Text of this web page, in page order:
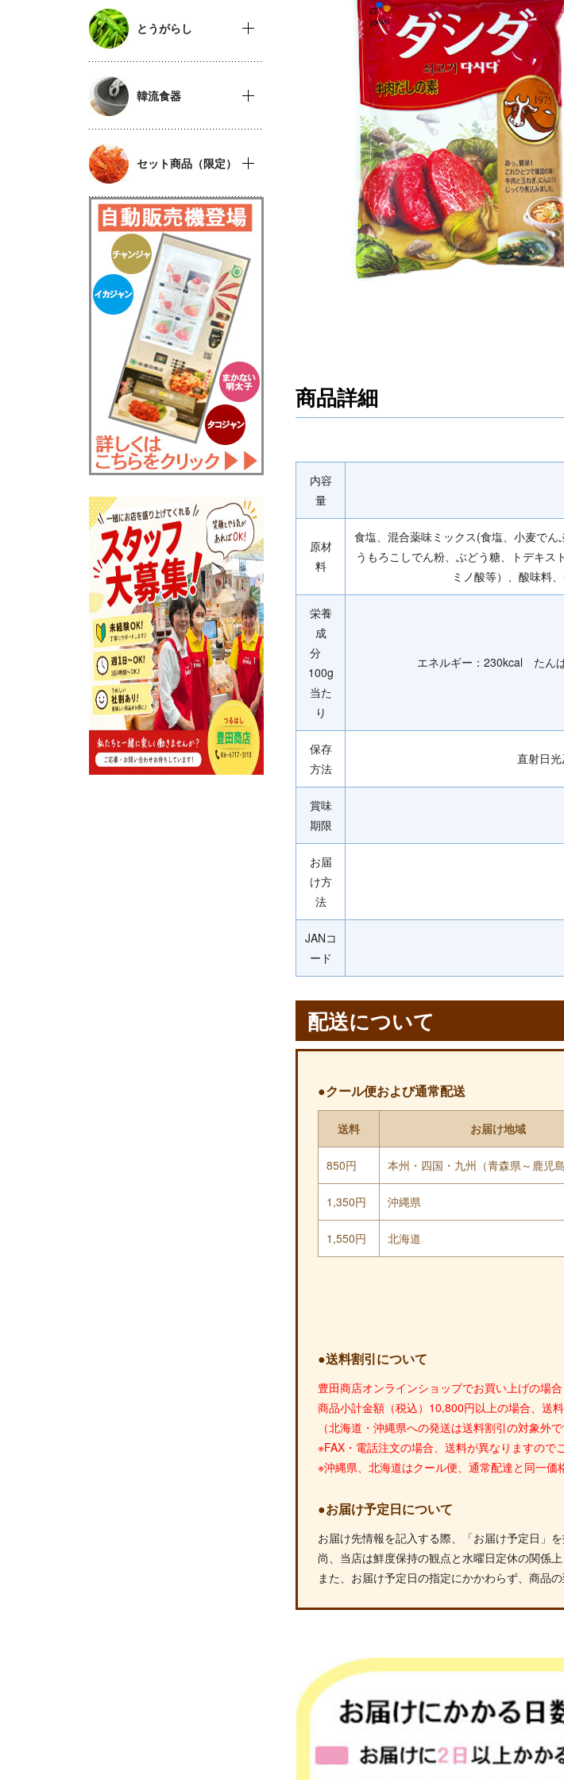
とうがらし
韓流食器
セット商品（限定）
商品詳細
内容
量
原材
料
食塩、混合薬味ミックス(食塩、小麦で
うもろこしでん粉、ぶどう糖、トデキ
ミノ酸等）、酸味料
栄養
成
分
100g
当た
り
エネルギー：230kcal たん
保存
方法
直射日光
賞味
期限
お届
け方
法
JANコ
ード
配送について
●クール便および通常配送
送料 お届け地域
850円 本州・四国・九州（青森県～鹿児島
1,350円 沖縄県
1,550円 北海道
●送料割引について
豊田商店オンラインショップでお買い上げの場
商品小計金額（税込）10,800円以上の場合、送料
（北海道・沖縄県への発送は送料割引の対象外
※FAX・電話注文の場合、送料が異なりますので
※沖縄県、北海道はクール便、通常配達と同一価
●お届け予定日について
お届け先情報を記入する際、「お届け予定日」を
尚、当店は鮮度保持の観点と水曜日定休の関係
また、お届け予定日の指定にかかわらず、商品